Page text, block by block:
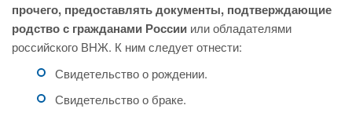
прочего, предоставлять документы, подтверждающие
родство с гражданами России или обладателями
российского ВНЖ. К ним следует отнести:
Свидетельство о рождении.
Свидетельство о браке.